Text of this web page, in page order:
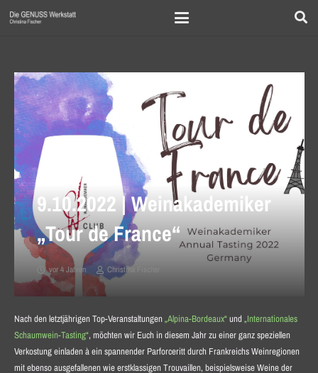
9.10.2022 | Weinakademiker
„Tour de France“
vor 4 Jahren Christina Fischer
Nach den letztjährigen Top-Veranstaltungen„Alpina-Bordeaux“und„Internationales
Schaumwein-Tasting“, möchten wir Euch in diesem Jahr zu einer ganz speziellen
Verkostung einladen à ein spannender Parforceritt durch Frankreichs Weinregionen
mit ebenso ausgefallenen wie erstklassigen Trouvaillen, beispielsweise Weine der